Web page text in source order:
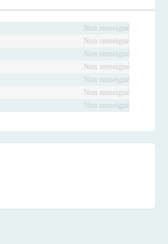
Non renseigné
Non renseigné
Non renseigné
Non renseigné
Non renseigné
Non renseigné
Non renseigné